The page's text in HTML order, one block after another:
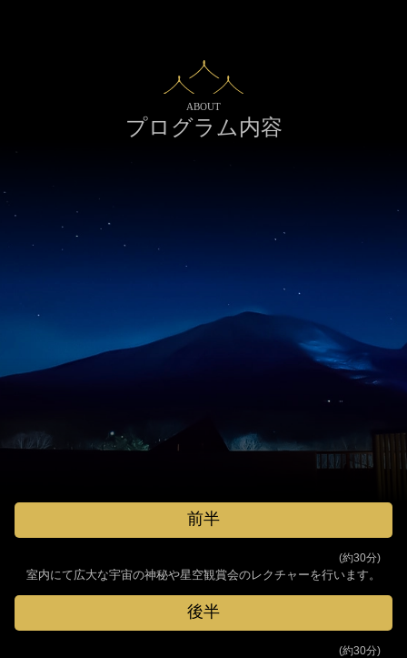
プログラム内容
ABOUT
前半
(約30分)
室内にて広大な宇宙の神秘や星空観賞会のレクチャーを行います。
後半
(約30分)